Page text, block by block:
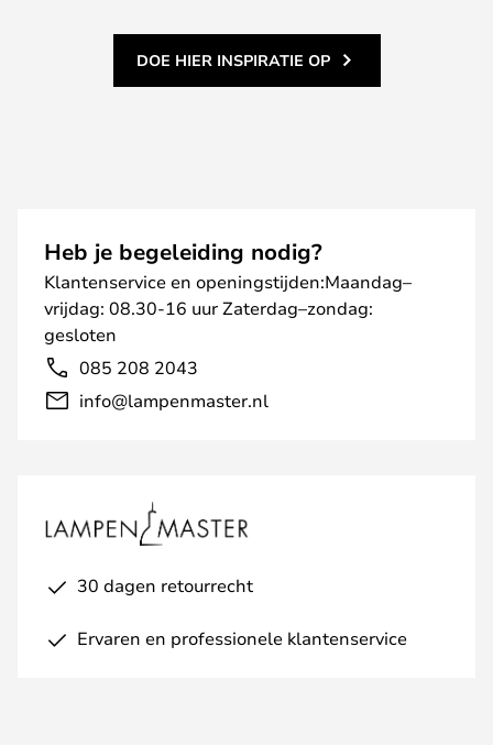
DOE HIER INSPIRATIE OP
Heb je begeleiding nodig?
Klantenservice en openingstijden:Maandag–
vrijdag: 08.30-16 uur Zaterdag–zondag:
gesloten
085 208 2043
info@lampenmaster.nl
30 dagen retourrecht
Ervaren en professionele klantenservice